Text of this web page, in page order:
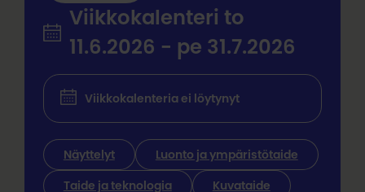
Viikkokalenteri to
11.6.2026 - pe 31.7.2026
Viikkokalenteria ei löytynyt
Näyttelyt Luonto ja ympäristötaide
Taide ja teknologia Kuvataide